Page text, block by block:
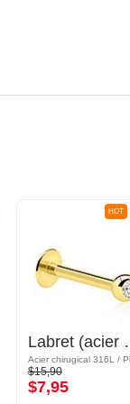
HOT
Labret (acier
$15,90
$7,95